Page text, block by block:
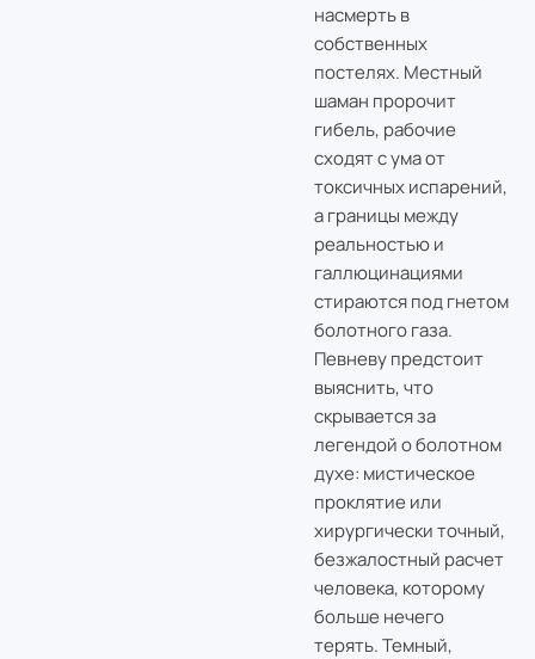
насмерть в
собственных
постелях. Местный
шаман пророчит
гибель, рабочие
сходят с ума от
токсичных испарений,
а границы между
реальностью и
галлюцинациями
стираются под гнетом
болотного газа.
Певневу предстоит
выяснить, что
скрывается за
легендой о болотном
духе: мистическое
проклятие или
хирургически точный,
безжалостный расчет
человека, которому
больше нечего
терять. Темный,